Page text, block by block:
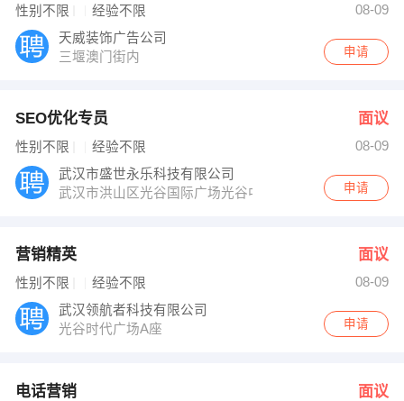
性别不限 经验不限
08-09
天威装饰广告公司
三堰澳门街内
申请
SEO优化专员 面议
性别不限 经验不限
08-09
武汉市盛世永乐科技有限公司
武汉市洪山区光谷国际广场光谷中心花园B2栋1203室
申请
营销精英 面议
性别不限 经验不限
08-09
武汉领航者科技有限公司
光谷时代广场A座
申请
电话营销 面议